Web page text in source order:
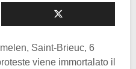
Saint-Brieuc, 6
viene immortalato il